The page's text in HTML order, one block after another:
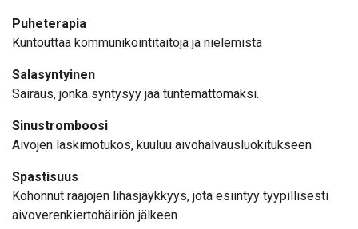
Puheterapia
Kuntouttaa kommunikointitaitoja ja nielemistä
Salasyntyinen
Sairaus, jonka syntysyy jää tuntemattomaksi.
Sinustromboosi
Aivojen laskimotukos, kuuluu aivohalvausluokitukseen
Spastisuus
Kohonnut raajojen lihasjäykkyys, jota esiintyy tyypillisesti
aivoverenkiertohäiriön jälkeen